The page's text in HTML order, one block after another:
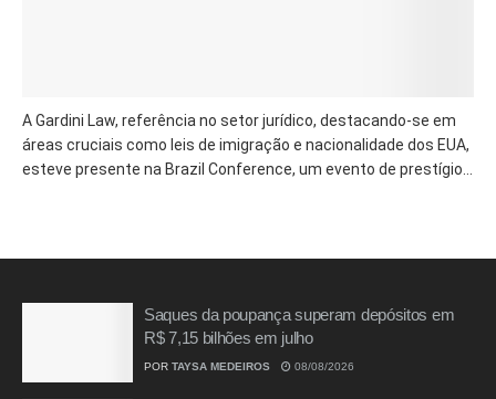
A Gardini Law, referência no setor jurídico, destacando-se em
áreas cruciais como leis de imigração e nacionalidade dos EUA,
esteve presente na Brazil Conference, um evento de prestígio...
Saques da poupança superam depósitos em
R$ 7,15 bilhões em julho
POR TAYSA MEDEIROS 08/08/2026